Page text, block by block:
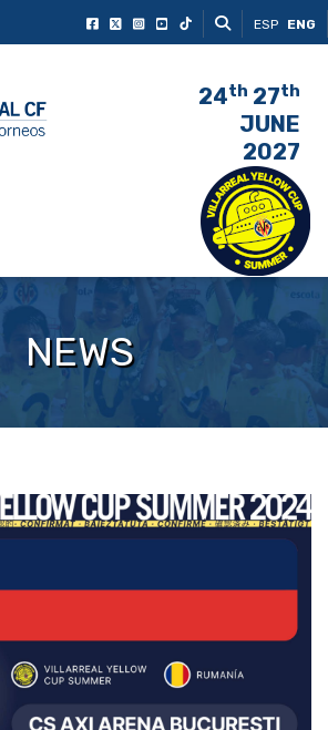
ESP ENG
24th 27th
JUNE
2027
NEWS